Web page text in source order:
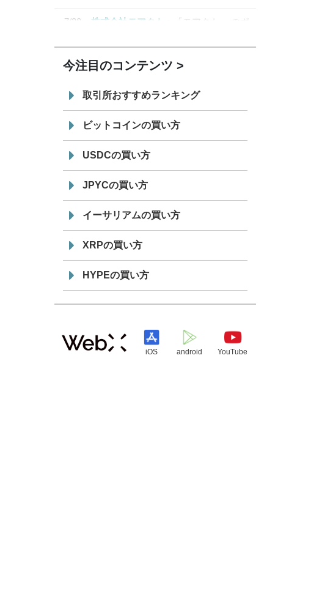
7/30
株式会社モアクト
「モアクト」 のポ
「 JPYC」を追加
19:30
てステーブルコイン「JPYSC」徹底解
説セミナーを開催
今注目のコンテンツ
取引所おすすめランキング
ビットコインの買い方
USDCの買い方
JPYCの買い方
イーサリアムの買い方
XRPの買い方
HYPEの買い方
iOS android YouTube